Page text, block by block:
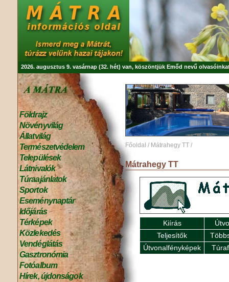
2026. augusztus 9. vasárnap (32. hét) van, köszöntjük Emőd nevű
Földrajz
Növényvilág
Állatvilág
Természetvédelem
Települések
Látnivalók
Túraajánlatok
Sportok
Eseménynaptár
Időjárás
Térképek
Közlekedés
Vendéglátás
Gasztronómia
Fotóalbum
Hírek, újdonságok
Főoldal / Mátrahegy TT /
Mátrahegy TT
Kiírás
Teljesítők
Útvonalfényképek